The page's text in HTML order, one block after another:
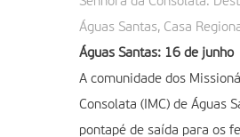
Águas Santas, Casa
Águas Santas: 16 de junho
A comunidade dos
Consolata (IMC) de Águas
pontapé de saída para os